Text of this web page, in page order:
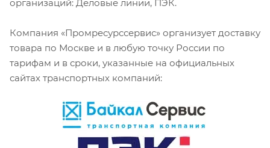
организаций: Деловые линии, ПЭК.
Компания «Промресурссервис» организует доставку
товара по Москве и в любую точку России по
тарифам и в сроки, указанные на официальных
сайтах транспортных компаний: